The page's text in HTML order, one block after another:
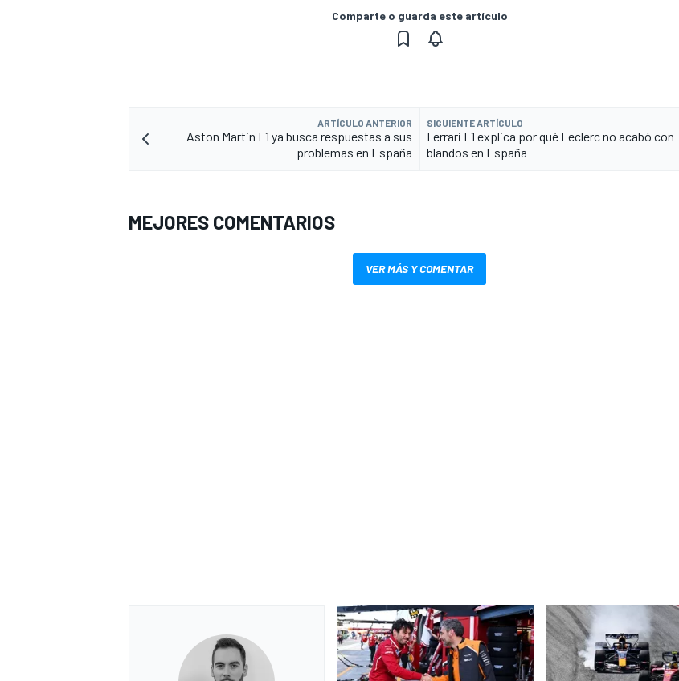
Comparte o guarda este artículo
ARTÍCULO ANTERIOR
Aston Martin F1 ya busca respuestas a sus
problemas en España
SIGUIENTE ARTÍCULO
Ferrari F1 explica por qué Leclerc no acabó con
blandos en España
MEJORES COMENTARIOS
VER MÁS Y COMENTAR